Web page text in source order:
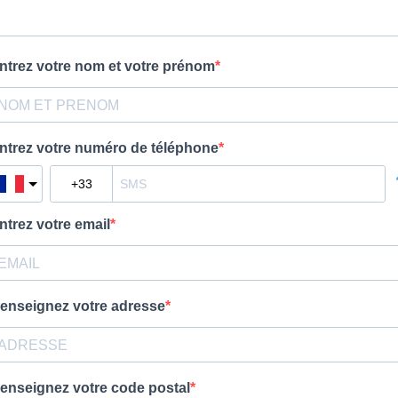
votre nom et votre prénom
votre numéro de téléphone
votre email
votre adresse
votre code postal